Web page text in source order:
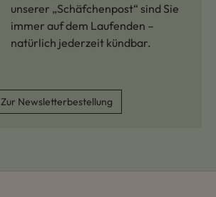
unserer „Schäfchenpost“ sind Sie
immer auf dem Laufenden –
natürlich jederzeit kündbar.
Zur Newsletterbestellung